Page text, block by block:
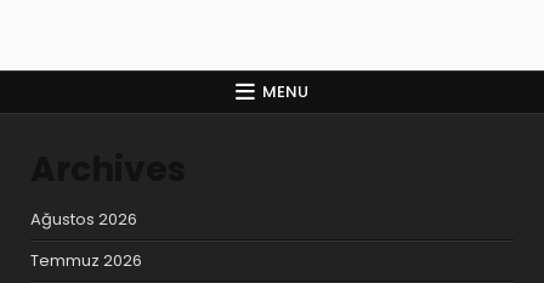
MENU
Ağustos 2026
Temmuz 2026